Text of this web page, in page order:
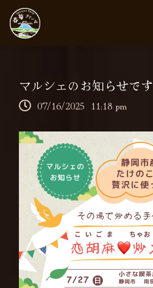
マルシェのお知らせです
07/16/2025 11:18 pm